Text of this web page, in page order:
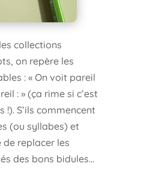
collections
on repère les
: « On voit pareil
: » (ça rime si c’est
S’ils commencent
(ou syllabes) et
de replacer les
des bons bidules…